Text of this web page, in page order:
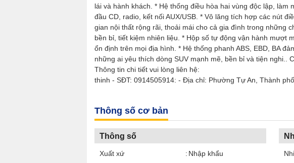
lái và hành khách. * Hệ thống điều hòa hai vùng độc lập,
đầu CD, radio, kết nối AUX/USB. * Vô lăng tích hợp các nút
gian nội thất rộng rãi, thoải mái cho cả gia đình trong những
bền bỉ, tiết kiệm nhiên liệu. * Hộp số tự động vận hành mượt
ổn định trên mọi địa hình. * Hệ thống phanh ABS, EBD, BA
những ai yêu thích dòng SUV mạnh mẽ, bền bỉ và tiện nghi..
Thông tin chi tiết vui lòng liên hệ:
thinh - SĐT: 0914505914: - Địa chỉ: Phường Tự An, Thành
Thông số cơ bản
Thông số
Xuất xứ
Nhập khẩu